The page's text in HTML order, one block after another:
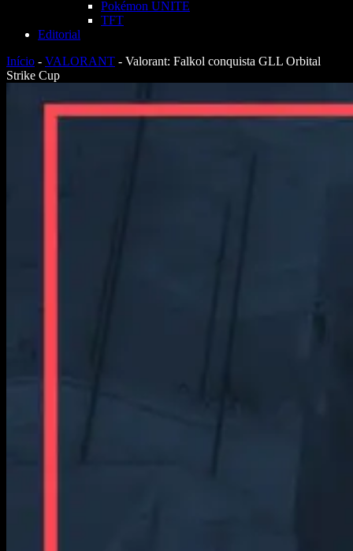
Pokémon UNITE
TFT
Editorial
Início - VALORANT - Valorant: Falkol conquista GLL Orbital
Strike Cup